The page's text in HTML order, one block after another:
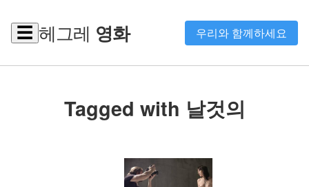
☰ 헤그레 영화 우리와 함께하세요
Tagged with 날것의